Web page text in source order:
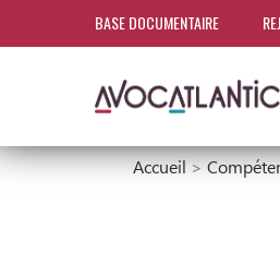
BASE DOCUMENTAIRE
Accueil>